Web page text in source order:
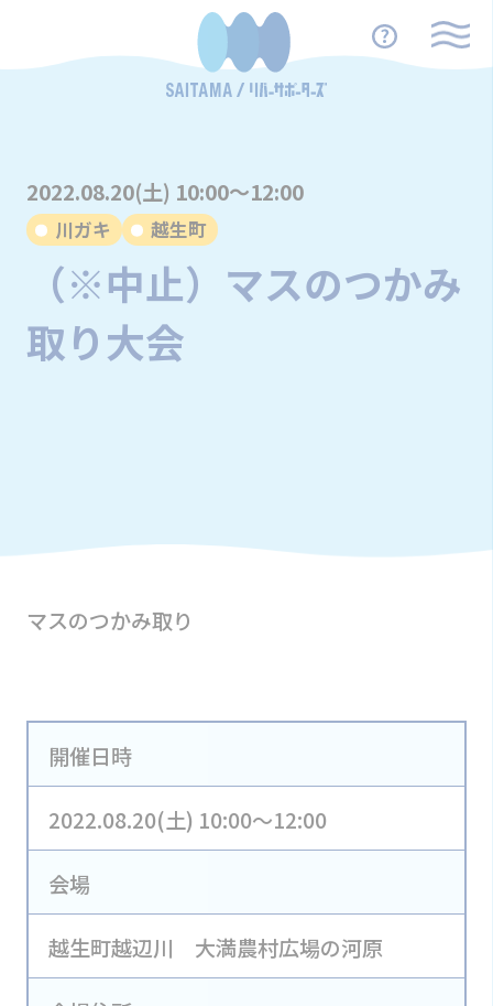
2022.08.20(土) 10:00～12:00
川ガキ 越生町
（※中止）マスのつかみ
取り大会
マスのつかみ取り
開催日時
2022.08.20(土) 10:00～12:00
会場
越生町越辺川 大満農村広場の河原